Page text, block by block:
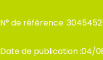
N° de référence :
Date de publication :04/